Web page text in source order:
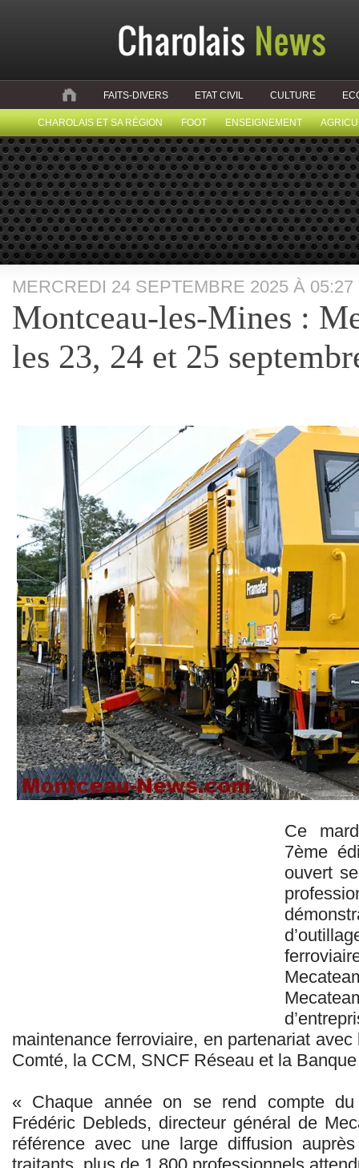
FAITS-DIVERS ETAT CIVIL CULTURE
CHAROLAIS ET SA RÉGION FOOT ENSEIGNEMENT
MERCREDI 24 SEPTEMBRE 2025 À 05:27
Montceau-les-Mines :
les 23, 24 et 25
Ce
7ème
ouvert
maintenance ferroviaire, en partenariat
Comté, la CCM, SNCF Réseau et la
« Chaque année on se rend compte
Frédéric Debleds, directeur général de
référence avec une large diffusion